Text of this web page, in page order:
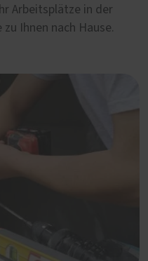
Arbeitsplätze in der
Ihnen nach Hause.